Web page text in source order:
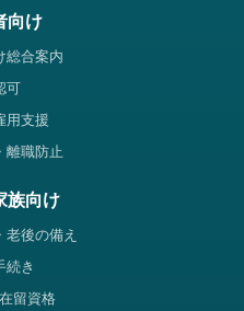
向け
総合案内
可
用支援
離職防止
族向け
老後の備え
続き
留資格